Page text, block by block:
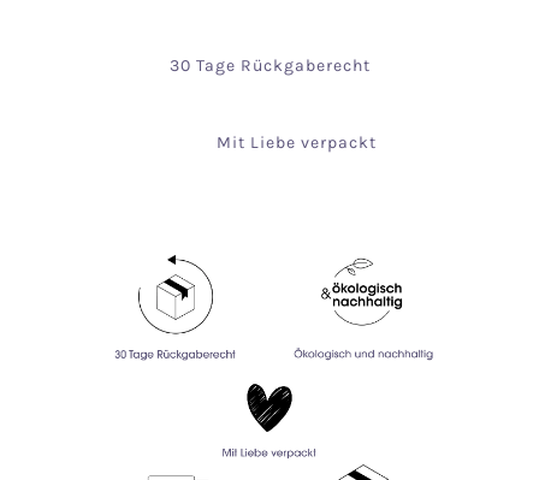
30 Tage Rückgaberecht
Mit Liebe verpackt